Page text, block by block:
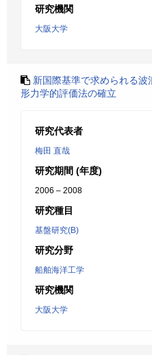
研究機関
大阪大学
新国際基準で求められる
形力学的評価法の確立
研究代表者
梅田 直哉
研究期間 (年度)
2006 – 2008
研究種目
基盤研究(B)
研究分野
船舶海洋工学
研究機関
大阪大学